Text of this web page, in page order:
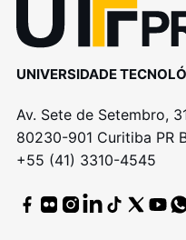
UNIVERSIDADE
Av. Sete de Setembro,
80230-901 Curitiba
+55 (41) 3310-4545